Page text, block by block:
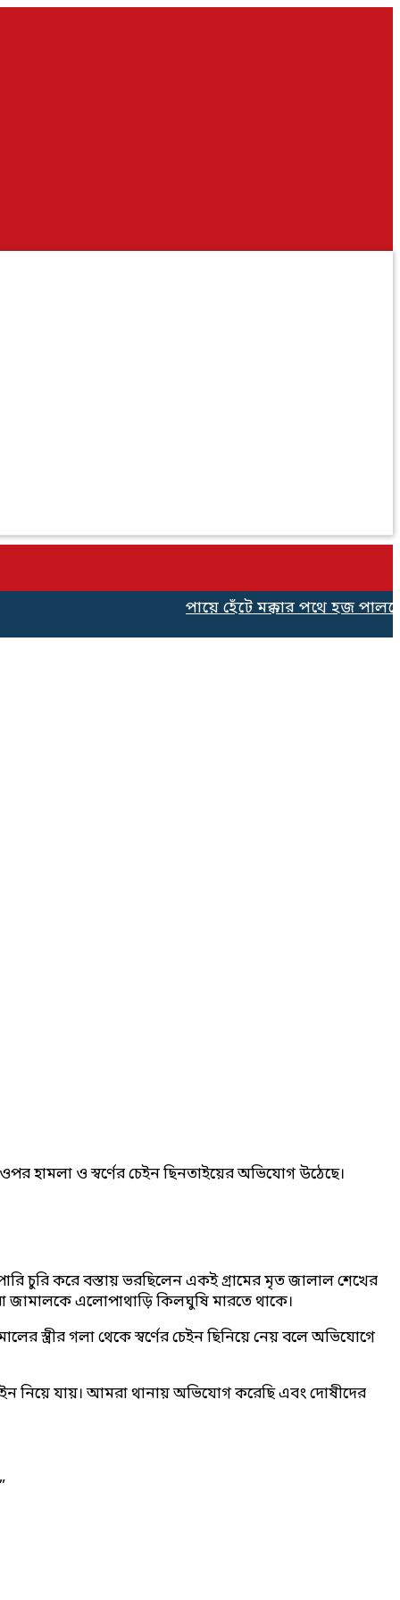
পায়ে হেঁটে মক্কার পথে হজ
হামলা ও স্বর্ণের চেইন ছিনতাইয়ের অভিযোগ উঠেছে।
চুরি করে বস্তায় ভরছিলেন একই গ্রামের মৃত জালাল শেখের
জামালকে এলোপাথাড়ি কিলঘুষি মারতে থাকে।
স্ত্রীর গলা থেকে স্বর্ণের চেইন ছিনিয়ে নেয় বলে অভিযোগে
নিয়ে যায়। আমরা থানায় অভিযোগ করেছি এবং দোষীদের